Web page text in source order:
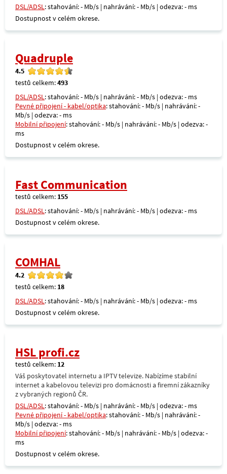
DSL/ADSL: stahování: - Mb/s | nahrávání: - Mb/s | odezva: - ms
Dostupnost v celém okrese.
Quadruple
4.5
testů celkem:493
DSL/ADSL: stahování: - Mb/s | nahrávání: - Mb/s | odezva: - ms
Pevné připojení - kabel/optika: stahování: - Mb/s | nahrávání: -
Mb/s | odezva: - ms
Mobilní připojení: stahování: - Mb/s | nahrávání: - Mb/s | odezva: -
ms
Dostupnost v celém okrese.
Fast Communication
testů celkem: 155
DSL/ADSL: stahování: - Mb/s | nahrávání: - Mb/s | odezva: - ms
Dostupnost v celém okrese.
COMHAL
4.2
testů celkem: 18
DSL/ADSL: stahování: - Mb/s | nahrávání: - Mb/s | odezva: - ms
Dostupnost v celém okrese.
HSL profi.cz
testů celkem: 12
Váš poskytovatel internetu a IPTV televize. Nabízíme stabilní
internet a kabelovou televizi pro domácnosti a firemní zákazníky
z vybraných regionů ČR.
DSL/ADSL: stahování: - Mb/s | nahrávání: - Mb/s | odezva: - ms
Pevné připojení - kabel/optika: stahování: - Mb/s | nahrávání: -
Mb/s | odezva: - ms
Mobilní připojení: stahování: - Mb/s | nahrávání: - Mb/s | odezva: -
ms
Dostupnost v celém okrese.